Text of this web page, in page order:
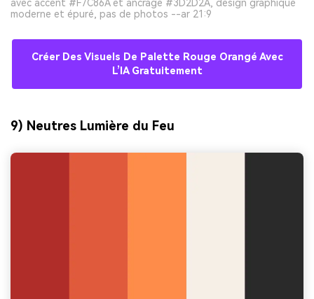
avec accent #F7C86A et ancrage #3D2D2A, design graphique
moderne et épuré, pas de photos --ar 21:9
Créer Des Visuels De Palette Rouge Orangé Avec
L’IA Gratuitement
9) Neutres Lumière du Feu